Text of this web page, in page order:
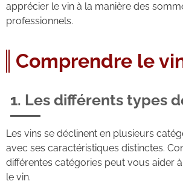
apprécier le vin à la manière des
professionnels.
Comprendre le
1. Les différents types
Les vins se déclinent en plusieurs
avec ses caractéristiques distinctes.
différentes catégories peut vous aider
le vin.